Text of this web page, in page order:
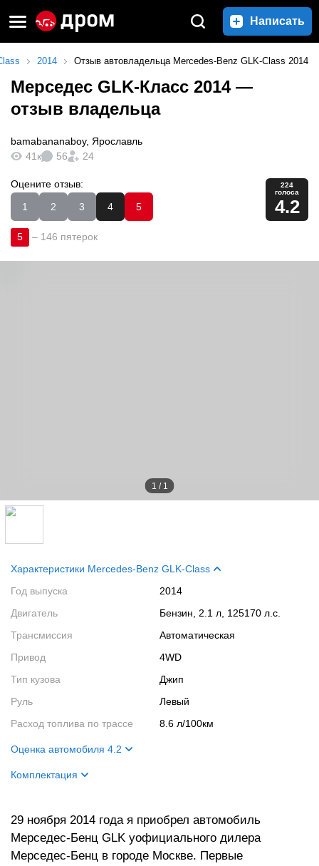
Написать
2014 Отзыв автовладельца Mercedes-Benz GLK-Class 2014
Мерседес GLK-Класс 2014—
отзыв владельца
bamabananaboy, Ярославль
41к
56 24
Оцените отзыв:
1
2 3 4 5
224
голоса
4.2
5 – 146 пятерок
1 / 1
Характеристики Mercedes-Benz GLK-Class
Год выпуска
2014
Двигатель
Бензин, 2.1 л, 125170 л.с.
Трансмиссия
Автоматическая
Привод
4WD
Тип кузова
Джип
Руль
Левый
Расход топлива по трассе
8.6 л/100км
Оценка автомобиля 4.2
Внешний вид
Двигатель
1
Ходовые качества
1
Комплектация
29 ноября 2014 года я приобрел автомобиль
Мерседес-Бенц GLK уофициального дилера
Мерседес-Бенц в городе Москве. Первые